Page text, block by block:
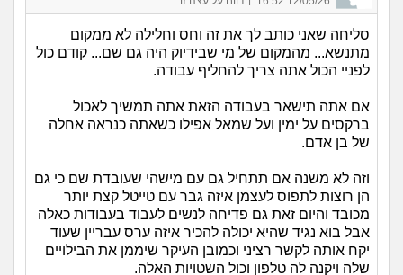
סליחה שאני כותב לך את זה וחס וחלילה לא ממקום
מתנשא... מהמקום של מי שבידיוק היה גם שם... קודם כול
לפניי הכול אתה צריך להחליף עבודה.
אם אתה תישאר בעבודה הזאת אתה תמשיך לאכול
ברקסים על ימין ועל שמאל אפילו כשאתה כנראה אחלה
של בן אדם.
וזה לא משנה אם תתחיל גם עם מישהי שעובדת שם כי גם
הן רוצות לתפוס לעצמן איזה גבר עם טייטל קצת יותר
מכובד והיום זאת גם פדיחה לנשים לעבוד בעבודות כאלה
אבל בוא נגיד שהיא יכולה להכיר איזה ערס עבריין שעוד
יקח אותה לקשר רציני וכמובן העיקר שיממן את הבילויים
שלה ויקנה לה טלפון וכול השטויות האלה.